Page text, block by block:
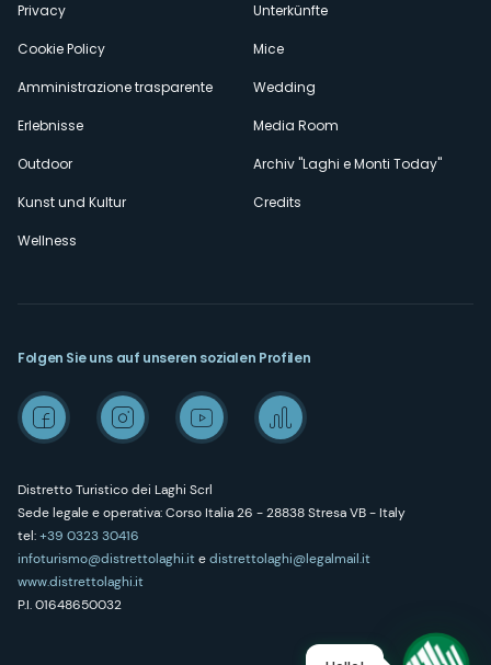
Privacy
Cookie Policy
Amministrazione trasparente
Erlebnisse
Outdoor
Kunst und Kultur
Wellness
Unterkünfte
Mice
Wedding
Media Room
Archiv "Laghi e Monti Today"
Credits
Distretto Turistico dei Laghi Scrl
Sede legale e operativa: Corso Italia 26 - 28838 Stresa VB - Italy
tel:+39 0323 30416
infoturismo@distrettolaghi.itedistrettolaghi@legalmail.it
www.distrettolaghi.it
P.I. 01648650032
Folgen Sie uns auf unseren sozialen Profilen